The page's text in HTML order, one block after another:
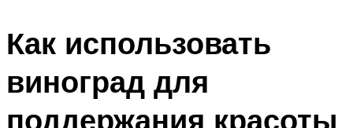
Как использовать
виноград для
поддержания красоты